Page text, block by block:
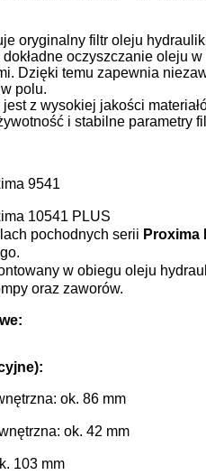
oryginalny filtr oleju
oczyszczanie oleju
Dzięki temu zapewnia
polu.
z wysokiej jakości
i stabilne parametry
9541
10541 PLUS
pochodnych serii Proxima
w obiegu oleju
oraz zaworów.
ok. 86 mm
ok. 42 mm
103 mm